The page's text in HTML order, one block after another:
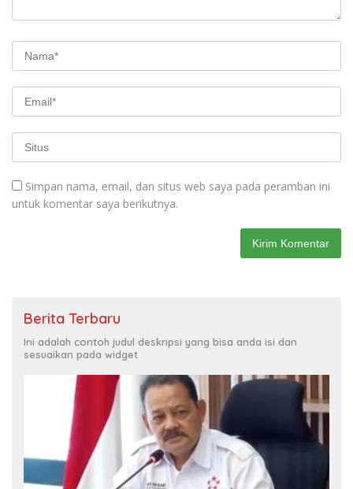
Simpan nama, email, dan situs web saya pada peramban ini
untuk komentar saya berikutnya.
Berita Terbaru
Ini adalah contoh judul deskripsi yang bisa anda isi dan
sesuaikan pada widget